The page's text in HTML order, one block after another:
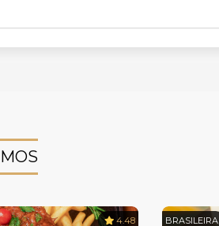
4.48 BRASILEIRA